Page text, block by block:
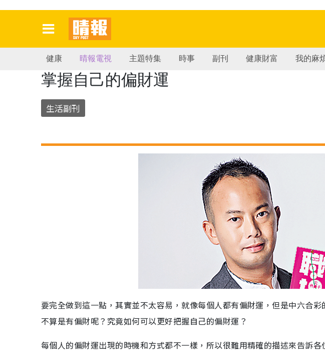
健康 晴報電視 主題特集 時事 副刊 健康財富 我的麻
掌握自己的偏財運
生活副刊
要完全做到這一點，其實並不太容易，就像每個人都有偏財運，但是中六合
不算是有偏財呢？究竟如何可以更好把握自己的偏財運？
每個人的偏財運出現的時機和方式都不一樣，所以很難用精確的描述來告訴